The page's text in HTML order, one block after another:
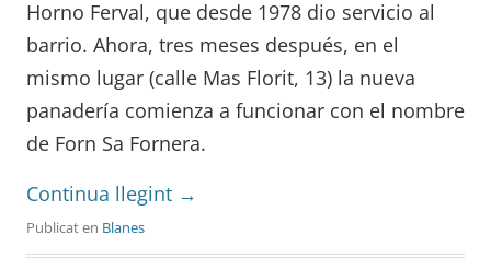
Horno Ferval, que desde 1978 dio servicio al
barrio. Ahora, tres meses después, en el
mismo lugar (calle Mas Florit, 13) la nueva
panadería comienza a funcionar con el nombre
de Forn Sa Fornera.
Continua llegint →
Publicat en Blanes